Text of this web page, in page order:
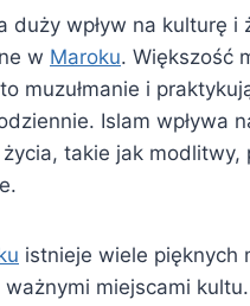
duży wpływ na kulturę i
w Maroku. Większość
to muzułmanie i
Islam wpływa
takie jak modlitwy,
istnieje wiele pięknych
ważnymi miejscami